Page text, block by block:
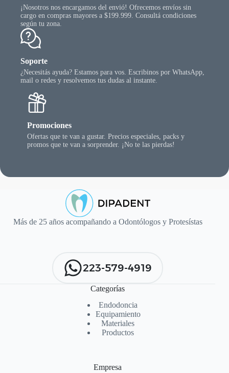
¡Nosotros nos encargamos del envió! Ofrecemos envíos sin
cargo en compras mayores a $199.999. Consultá condiciones
según tu zona.
Soporte
¿Necesitás ayuda? Estamos para vos. Escribinos por WhatsApp,
mail o redes y resolvemos tus dudas al instante.
Promociones
Ofertas que te van a gustar. Precios especiales, packs y
promos que te van a sorprender. ¡No te las pierdas!
Más de 25 años acompañando a Odontólogos y Protesístas
223-579-4919
Categorías
Endodoncia
Equipamiento
Materiales
Productos
Empresa